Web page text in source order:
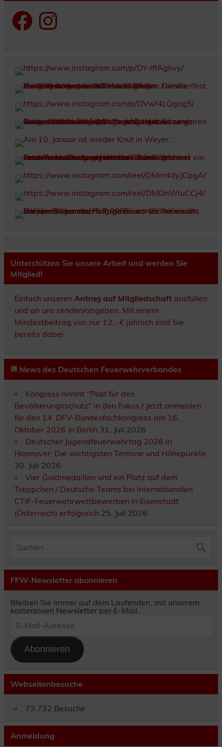
FacebookInstagram
Unterstützen Sie unsere Arbeit und werden Sie
Mitglied!
Einfach unseren Antrag auf Mitgliedschaftausfüllen
und an uns senden/abgeben. Mit einem
Mindestbeitrag von nur 12,- € jährlich sind Sie
bereits dabei.
News des Deutschen Feuerwehrverbandes
Kongress nimmt "Pakt für den
Bevölkerungsschutz" in den Fokus / Jetzt anmelden
für den 14. DFV-Bundesfachkongress am 16.
Oktober 2026 in Berlin 31. Juli 2026
Deutscher Jugendfeuerwehrtag 2026 in
Hannover: Die wichtigsten Termine und Höhepunkte
30. Juli 2026
Vier Goldmedaillen und ein Platz auf dem
Treppchen / Deutsche Teams bei Internationalen
CTIF-Feuerwehrwettbewerben in Eisenstadt
(Österreich) erfolgreich 25. Juli 2026
FFW-Newsletter abonnieren
Bleiben Sie immer auf dem Laufenden, mit unserem
kostenlosen Newsletter per E-Mail.
Mail-
Abonnieren
Webseitenbesuche
73.732 Besuche
Anmeldung